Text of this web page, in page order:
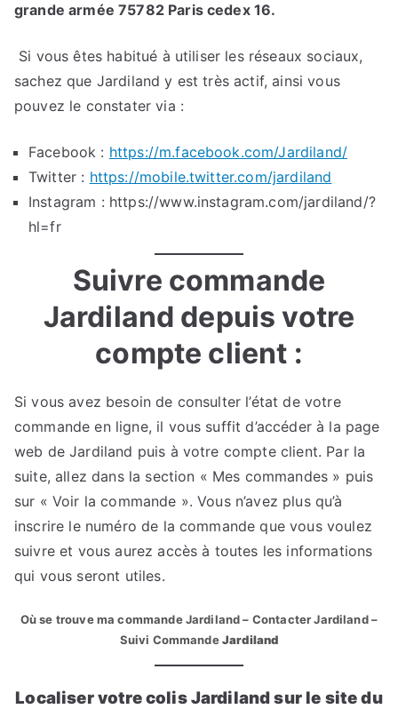
grande armée 75782 Paris cedex 16.
Si vous êtes habitué à utiliser les réseaux sociaux,
sachez que Jardiland y est très actif, ainsi vous
pouvez le constater via :
Facebook : https://m.facebook.com/Jardiland/
Twitter : https://mobile.twitter.com/jardiland
Instagram : https://www.instagram.com/jardiland/?
hl=fr
Suivre commande
Jardiland depuis votre
compte client :
Si vous avez besoin de consulter l’état de votre
commande en ligne, il vous suffit d’accéder à la page
web de Jardiland puis à votre compte client. Par la
suite, allez dans la section « Mes commandes » puis
sur « Voir la commande ». Vous n’avez plus qu’à
inscrire le numéro de la commande que vous voulez
suivre et vous aurez accès à toutes les informations
qui vous seront utiles.
Où se trouve ma commande Jardiland – Contacter Jardiland –
Suivi CommandeJardiland
Localiser votre colis Jardiland sur le site du